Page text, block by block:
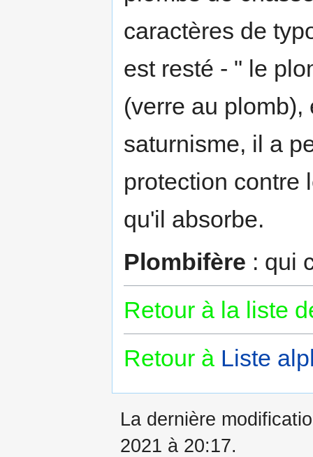
caractères de
est resté - " le
(verre au
saturnisme, il a
protection contre
qu'il absorbe.
Plombifère : qui
Retour à la liste
Retour à Liste
La dernière
2021 à 20:17.